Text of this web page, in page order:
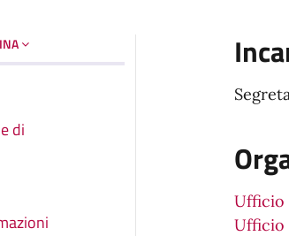
di
Ufficio
Ufficio